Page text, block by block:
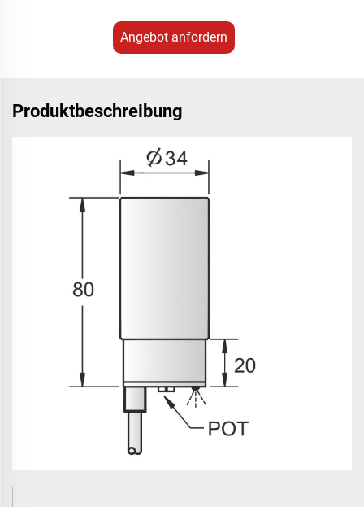
Angebot anfordern
Produktbeschreibung